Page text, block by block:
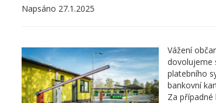
Napsáno 27.1.2025
Vážení
dovolujeme
platebního
bankovní
Za